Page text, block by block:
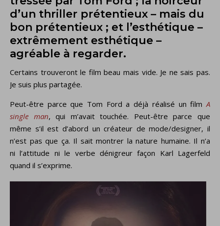
d’un thriller prétentieux – mais du
bon prétentieux ; et l’esthétique –
extrêmement esthétique –
agréable à regarder.
Certains trouveront le film beau mais vide. Je ne sais pas.
Je suis plus partagée.
Peut-être parce que Tom Ford a déjà réalisé un filmA
single man, qui m’avait touchée. Peut-être parce que
même s’il est d’abord un créateur de mode/designer, il
n’est pas que ça. Il sait montrer la nature humaine. Il n’a
ni l’attitude ni le verbe dénigreur façon Karl Lagerfeld
quand il s’exprime.